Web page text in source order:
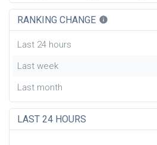
RANKING CHANGE info
Last 24 hours
Last week
Last month
LAST 24 HOURS